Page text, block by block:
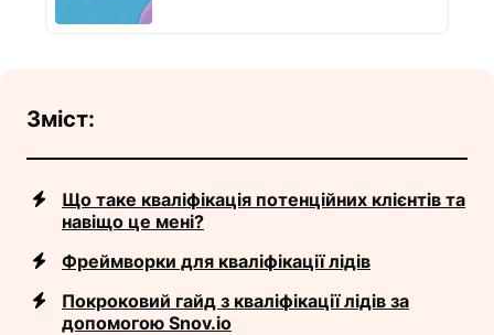
Зміст:
Що таке кваліфікація потенційних клієнтів та
навіщо це мені?
Фреймворки для кваліфікації лідів
Покроковий гайд з кваліфікації лідів за
допомогою Snov.io